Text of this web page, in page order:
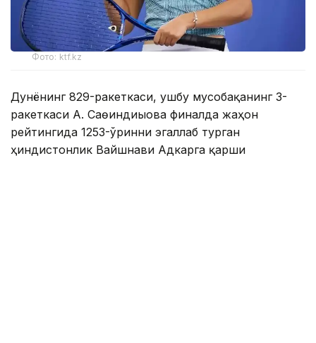
Фото: ktf.kz
Дунёнинг 829-ракеткаси, ушбу мусобақанинг 3-
ракеткаси А. Саөиндиыова финалда жаҳон
рейтингида 1253-ўринни эгаллаб турган
ҳиндистонлик Вайшнави Адкарга қарши